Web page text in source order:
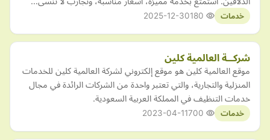
خدمات 2025-12-30
شركــة العالمية كلين
موقع العالمية كلين هو موقع إلكتروني لشركة العالمية كلين للخدمات
المنزلية والتجارية، والتي تعتبر واحدة من الشركات الرائدة في مجال
خدمات التنظيف في المملكة العربية السعودية.
خدمات 2023-04-11